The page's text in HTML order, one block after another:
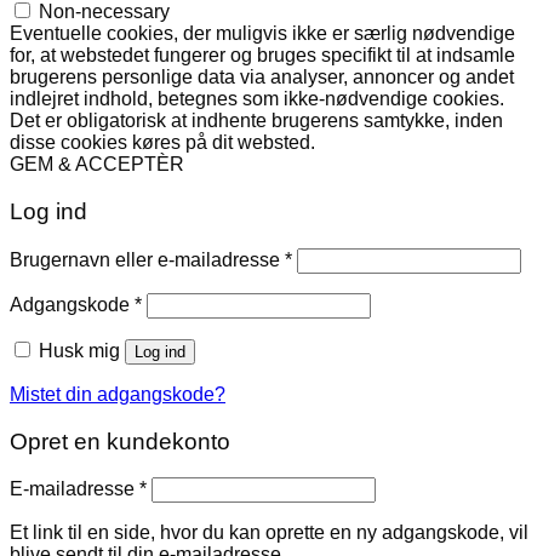
Non-necessary
Eventuelle cookies, der muligvis ikke er særlig nødvendige
for, at webstedet fungerer og bruges specifikt til at indsamle
brugerens personlige data via analyser, annoncer og andet
indlejret indhold, betegnes som ikke-nødvendige cookies.
Det er obligatorisk at indhente brugerens samtykke, inden
disse cookies køres på dit websted.
GEM & ACCEPTÈR
Log ind
Brugernavn eller e-mailadresse *Påkrævet
Adgangskode *Påkrævet
Husk mig Log ind
Mistet din adgangskode?
Opret en kundekonto
E-mailadresse *Påkrævet
Et link til en side, hvor du kan oprette en ny adgangskode, vil